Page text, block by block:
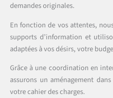
demandes originales.
En fonction de vos attentes,
supports d’information et
adaptées à vos désirs, votre
Grâce à une coordination en
assurons un aménagement
votre cahier des charges.